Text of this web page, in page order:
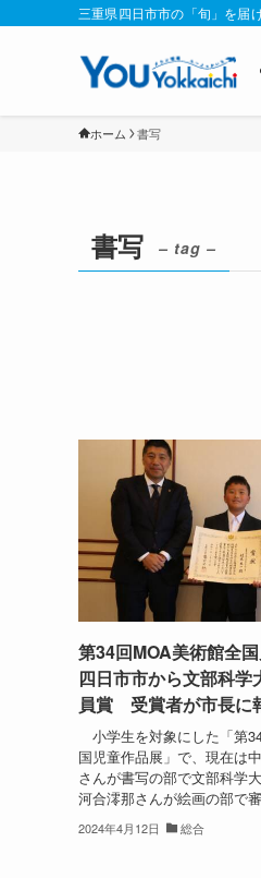
三重県四日市市の「旬」を届
ホーム 書写
書写 – tag –
第34回MOA美術館全
四日市市から文部科学
員賞 受賞者が市長に
小学生を対象にした「第
国児童作品展」で、現在は
さんが書写の部で文部科学
河合澪那さんが絵画の部で
2024年4月12日 総合